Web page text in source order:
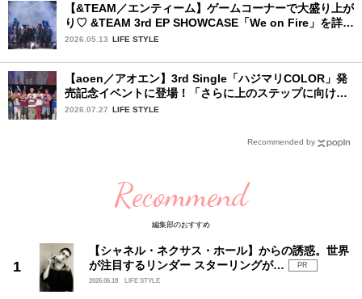
【&TEAM／エンティーム】ゲームコーナーで大盛り上が
り♡ &TEAM 3rd EP SHOWCASE「We on Fire」を詳細
レポート【後編】
2026.05.13 LIFE STYLE
【aoen／アオエン】3rd Single「ハジマリCOLOR」発
売記念イベントに登場！「さらに上のステップに向けた
新たなハジマリになるように」と爽やかな笑顔で意気込
2026.07.27 LIFE STYLE
Recommended by
Recommend
編集部のおすすめ
【シャネル・ネクサス・ホール】からの誘惑。世界
が注目するリンダー スターリングが…
PR
2026.06.18
LIFE STYLE